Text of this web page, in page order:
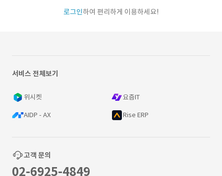
로그인하여 편리하게 이용하세요!
서비스 전체보기
위시켓 요즘IT
AIDP - AX Rise ERP
고객 문의
02-6925-4849